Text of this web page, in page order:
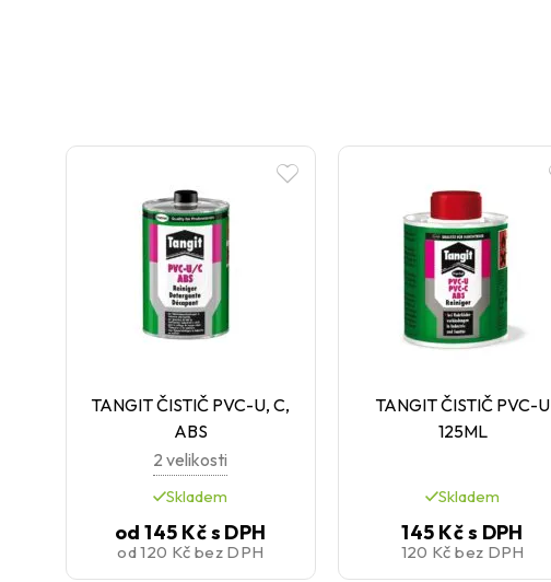
TANGIT ČISTIČ PVC-U, C,
ABS
2 velikosti
Skladem
od 145 Kčs DPH
od120 Kč bez DPH
TANGIT ČISTIČ PVC-U
125ML
Skladem
145 Kčs DPH
120 Kčbez DPH